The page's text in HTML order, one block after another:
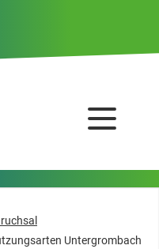
Untergrombach